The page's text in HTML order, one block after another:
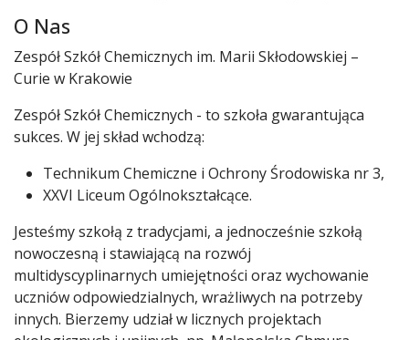
O Nas
Zespół Szkół Chemicznych im. Marii Skłodowskiej –
Curie w Krakowie
Zespół Szkół Chemicznych - to szkoła gwarantująca
sukces. W jej skład wchodzą:
Technikum Chemiczne i Ochrony Środowiska nr 3,
XXVI Liceum Ogólnokształcące.
Jesteśmy szkołą z tradycjami, a jednocześnie szkołą
nowoczesną i stawiającą na rozwój
multidyscyplinarnych umiejętności oraz wychowanie
uczniów odpowiedzialnych, wrażliwych na potrzeby
innych. Bierzemy udział w licznych projektach